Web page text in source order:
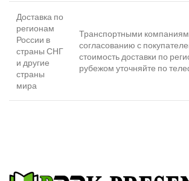
Доставка по
регионам
России в
страны СНГ
и другие
страны
мира
Транспортными
согласованию с
стоимость доставки по
рубежом уточняйте по